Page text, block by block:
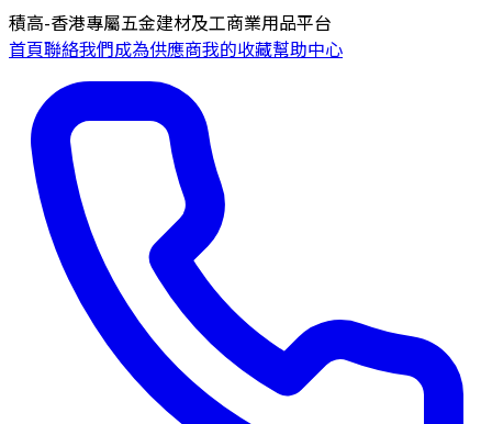
積高-香港專屬五金建材及工商業用品平台
首頁聯絡我們成為供應商我的收藏幫助中心